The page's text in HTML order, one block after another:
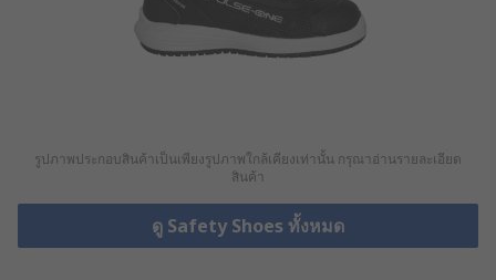
รูปภาพประกอบสินค้าเป็นเพียงรูปภาพใกล้เคียงเท่านั้น กรุณาอ่านรายละเอียด
สินค้า
ดู Safety Shoes ทั้งหมด